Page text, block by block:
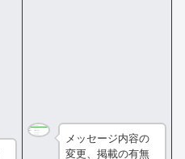
メッセージ内容の
変更、掲載の有無